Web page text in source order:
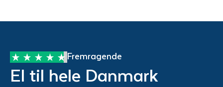
Fremragende
El til hele Danmark